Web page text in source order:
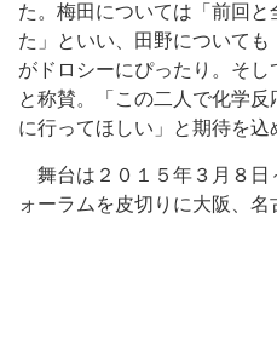
た。梅田については「前回
た」といい、田野について
がドロシーにぴったり。そし
と称賛。「この二人で化学
に行ってほしい」と期待を込
舞台は２０１５年３月８日
ォーラムを皮切りに大阪、名